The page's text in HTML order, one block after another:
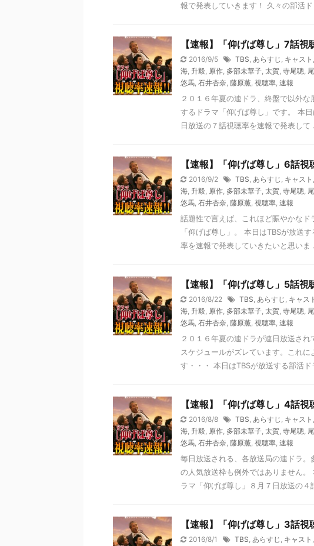
報で発表していきます！ 久々の部活
【速報】「仰げば尊し」7話
2016/9/5 TBS, あらすじ , キャスト ,
海, 升毅, 原作, 多部未華子, 太賀, 寺尾聰,
悠馬, 石井杏奈, 藤原薫, 視聴率, 速報
２０１６年夏の連ドラ、終盤で以外
するドラマ「仰げば尊し」です。 本
日放送の７話視聴率を速報で発表して
【速報】「仰げば尊し」6話
2016/9/2 TBS, あらすじ , キャスト ,
海, 升毅, 原作, 多部未華子, 太賀, 寺尾聰,
悠馬, 石井杏奈, 藤原薫, 視聴率, 速報
話題性で言えば、これほど賑やかな
「仰げば尊し」。 本日はTBSが放送
率を速報で発表していきたいと思いま
【速報】「仰げば尊し」5話
2016/8/22 TBS, あらすじ , キャス
海, 升毅, 原作, 多部未華子, 太賀, 寺尾聰,
悠馬, 石井杏奈, 藤原薫, 視聴率, 速報
２０１６年夏の連ドラが連日放送さ
スケジュールがズレています。これ
す・・・ 本日はTBSが放送する部活ド
【速報】「仰げば尊し」4話
2016/8/8 TBS, あらすじ , キャスト ,
海, 升毅, 原作, 多部未華子, 太賀, 寺尾聰,
悠馬, 石井杏奈, 藤原薫, 視聴率, 速報
毎日放送される、各放送局の連ドラ
の人気放送枠も例外ではありません
ラマ「仰げば尊し」８月７日放送の４
【速報】「仰げば尊し」3話
2016/8/1 TBS, あらすじ , キャスト ,